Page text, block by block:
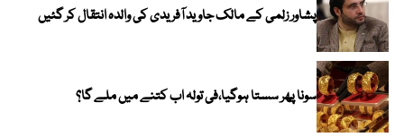
پشاور زلمی کے مالک جاوید آفریدی کی والدہ انتقال کر گئیں
سونا پھر سستا ہوگیا،فی تولہ اب کتنے میں ملے گا؟